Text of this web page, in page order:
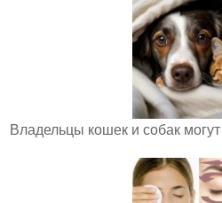
Владельцы кошек и собак